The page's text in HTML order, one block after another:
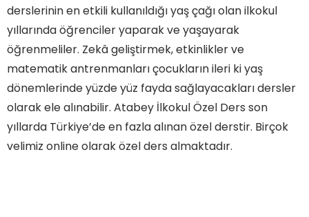
derslerinin en etkili kullanıldığı yaş çağı olan ilkokul
yıllarında öğrenciler yaparak ve yaşayarak
öğrenmeliler. Zekâ geliştirmek, etkinlikler ve
matematik antrenmanları çocukların ileri ki yaş
dönemlerinde yüzde yüz fayda sağlayacakları dersler
olarak ele alınabilir. Atabey İlkokul Özel Ders son
yıllarda Türkiye’de en fazla alınan özel derstir. Birçok
velimiz online olarak özel ders almaktadır.